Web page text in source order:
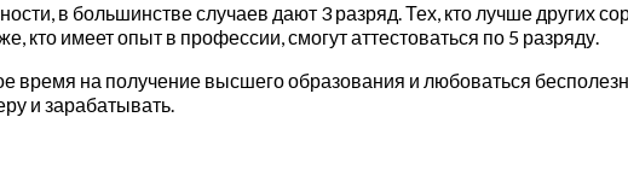
в большинстве случаев дают 3 разряд. Тех, кто лучше других
кто имеет опыт в профессии, смогут аттестоваться по 5 разряду.
время на получение высшего образования и любоваться
и зарабатывать.